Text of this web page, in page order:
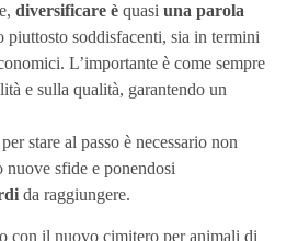
diversificare è quasi una parola
piuttosto soddisfacenti, sia in termini
L’importante è come sempre
e sulla qualità, garantendo un
stare al passo è necessario non
sfide e ponendosi
da raggiungere.
con il nuovo cimitero per animali di